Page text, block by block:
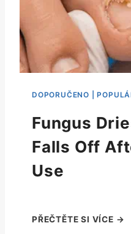
Fungus
Falls Off
Use